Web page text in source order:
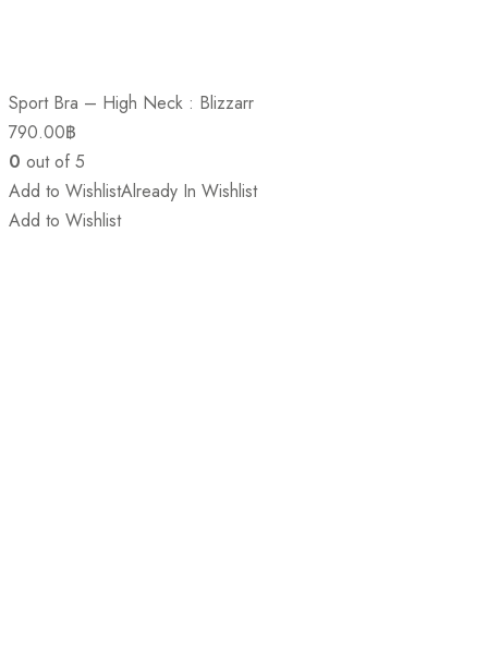
Sport Bra – High Neck : Blizzarr
790.00฿
0 out of 5
Add to WishlistAlready In Wishlist
Add to Wishlist